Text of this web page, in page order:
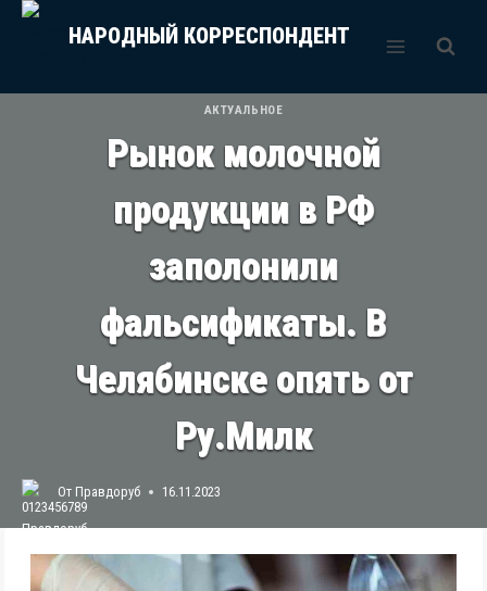
Перейти
НАРОДНЫЙ КОРРЕСПОНДЕНТ
АКТУАЛЬНОЕ
Рынок молочной
продукции в РФ
заполонили
фальсификаты. В
Челябинске опять от
Ру.Милк
От Правдоруб 16.11.2023